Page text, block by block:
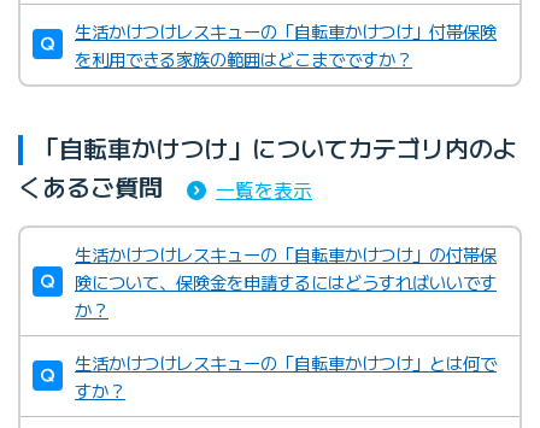
生活かけつけレスキューの「自転車かけつけ」付帯保険
を利用できる家族の範囲はどこまでですか？
「自転車かけつけ」についてカテゴリ内のよ
くあるご質問
一覧を表示
生活かけつけレスキューの「自転車かけつけ」の付帯保
険について、保険金を申請するにはどうすればいいです
か？
生活かけつけレスキューの「自転車かけつけ」とは何で
すか？